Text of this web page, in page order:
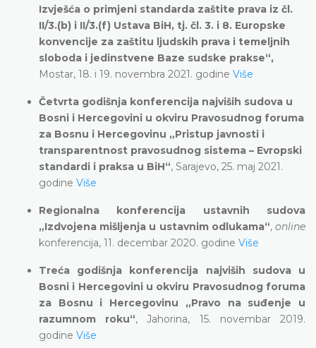
Izvješća o primjeni standarda zaštite prava iz čl.
II/3.(b) i II/3.(f) Ustava BiH, tj. čl. 3. i 8. Europske
konvencije za zaštitu ljudskih prava i temeljnih
sloboda i jedinstvene Baze sudske prakse“,
Mostar, 18. i 19. novembra 2021. godine Više
Četvrta godišnja konferencija najviših sudova u
Bosni i Hercegovini u okviru Pravosudnog foruma
za Bosnu i Hercegovinu „Pristup javnosti i
transparentnost pravosudnog sistema – Evropski
standardi i praksa u BiH“, Sarajevo, 25. maj 2021.
godine Više
Regionalna konferencija ustavnih sudova
„Izdvojena mišljenja u ustavnim odlukama“,online
konferencija, 11. decembar 2020. godine Više
Treća godišnja konferencija najviših sudova u
Bosni i Hercegovini u okviru Pravosudnog foruma
za Bosnu i Hercegovinu „Pravo na suđenje u
razumnom roku“, Jahorina, 15. novembar 2019.
godine Više